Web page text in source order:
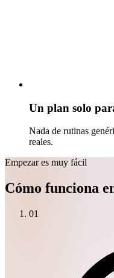
Un plan solo
Nada de rutinas
reales.
Empezar es muy fácil
Cómo funciona
01